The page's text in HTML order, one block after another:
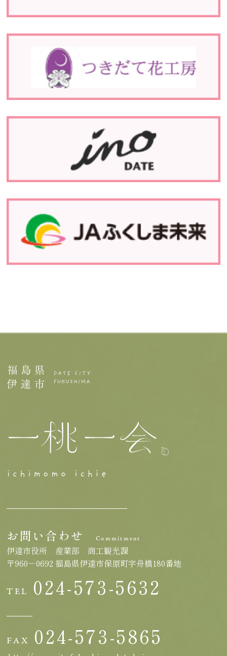
お問い合わせ Commitment
伊達市役所 産業部 商工観光課
〒960－0692 福島県伊達市保原町字舟橋180番地
TEL 024-573-5632
FAX 024-573-5865